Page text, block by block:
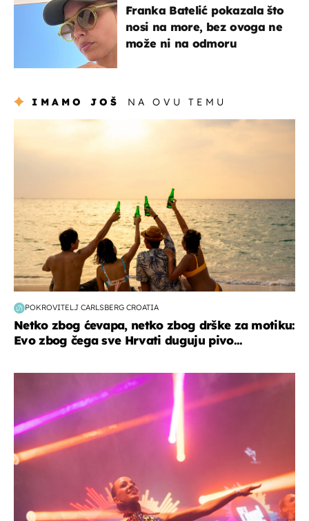
Franka Batelić pokazala što
nosi na more, bez ovoga ne
može ni na odmoru
IMAMO JOŠ NA OVU TEMU
POKROVITELJ CARLSBERG CROATIA
Netko zbog ćevapa, netko zbog drške za motiku:
Evo zbog čega sve Hrvati duguju pivo...